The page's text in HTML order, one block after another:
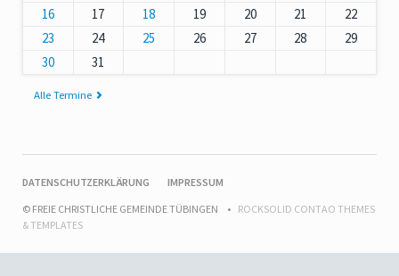
16
17 18 19 20 21
22
23
24 25 26 27 28
29
30
31
Alle Termine
NAVIGATION
DATENSCHUTZERKLÄRUNG
IMPRESSUM
© FREIE CHRISTLICHE GEMEINDE TÜBINGEN
ROCKSOLID CONTAO THEMES
& TEMPLATES